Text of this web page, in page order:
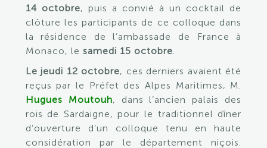
14 octobre, puis a convié à un cocktail de
clôture les participants de ce colloque dans
la résidence de l’ambassade de France à
Monaco, le samedi 15 octobre.
Le jeudi 12 octobre, ces derniers avaient été
reçus par le Préfet des Alpes Maritimes, M.
Hugues Moutouh, dans l’ancien palais des
rois de Sardaigne, pour le traditionnel dîner
d’ouverture d’un colloque tenu en haute
considération par le département niçois.